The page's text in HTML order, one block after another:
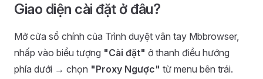
Giao diện cài đặt ở đâu?
Mở cửa sổ chính của Trình duyệt vân tay Mbbrowser,
nhấp vào biểu tượng "Cài đặt" ở thanh điều hướng
phía dưới → chọn "Proxy Ngược" từ menu bên trái.